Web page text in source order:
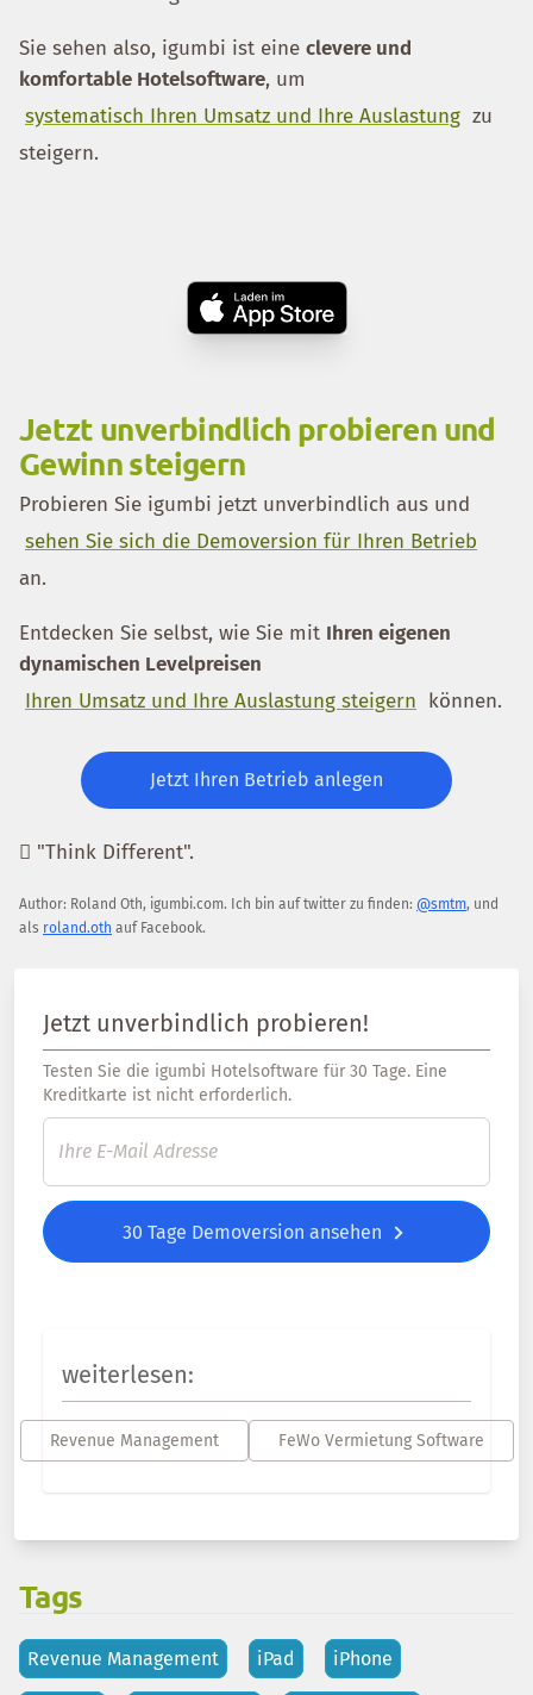
Sie sehen also, igumbi ist eine clevere und
komfortable Hotelsoftware, um
systematisch Ihren Umsatz und Ihre Auslastung zu
steigern.
Jetzt unverbindlich probieren und
Gewinn steigern
Probieren Sie igumbi jetzt unverbindlich aus und
sehen Sie sich die Demoversion für Ihren Betrieb
an.
Entdecken Sie selbst, wie Sie mit Ihren eigenen
dynamischen Levelpreisen
Ihren Umsatz und Ihre Auslastung steigern können.
Jetzt Ihren Betrieb anlegen
 "Think Different".
Author: Roland Oth, igumbi.com. Ich bin auf twitter zu finden: @smtm, und
als roland.oth auf Facebook.
Jetzt unverbindlich probieren!
Testen Sie die igumbi Hotelsoftware für 30 Tage. Eine
Kreditkarte ist nicht erforderlich.
30 Tage Demoversion ansehen
weiterlesen:
Revenue Management FeWo Vermietung Software
Tags
Revenue Management iPad iPhone